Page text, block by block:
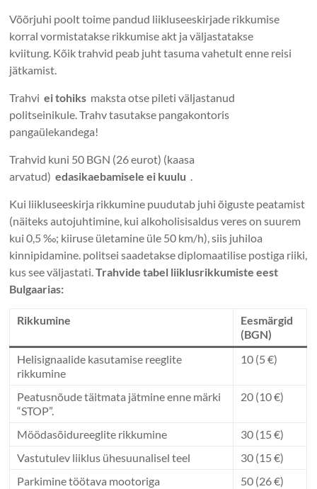
Võõrjuhi poolt toime pandud liikluseeskirjade rikkumise
korral vormistatakse rikkumise akt ja väljastatakse
kviitung. Kõik trahvid peab juht tasuma vahetult enne reisi
jätkamist.
Trahviei tohiks maksta otse pileti väljastanud
politseinikule. Trahv tasutakse pangakontoris
pangaülekandega!
Trahvid kuni 50 BGN (26 eurot) (kaasa
arvatud)edasikaebamisele ei kuulu .
Kui liikluseeskirja rikkumine puudutab juhi õiguste peatamist
(näiteks autojuhtimine, kui alkoholisisaldus veres on suurem
kui 0,5 ‰; kiiruse ületamine üle 50 km/h), siis juhiloa
kinnipidamine. politsei saadetakse diplomaatilise postiga riiki,
kus see väljastati.Trahvide tabel liiklusrikkumiste eest
Bulgaarias:
Rikkumine
Eesmärgid
(BGN)
Helisignaalide kasutamise reeglite
rikkumine
10 (5 €)
Peatusnõude täitmata jätmine enne märki
“STOP”.
20 (10 €)
Möödasõidureeglite rikkumine
30 (15 €)
Vastutulev liiklus ühesuunalisel teel
30 (15 €)
Parkimine töötava mootoriga
50 (26 €)